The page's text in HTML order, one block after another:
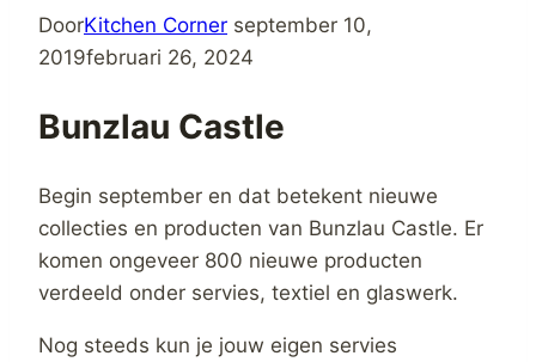
DoorKitchen Corner september 10,
2019februari 26, 2024
Bunzlau Castle
Begin september en dat betekent nieuwe
collecties en producten van Bunzlau Castle. Er
komen ongeveer 800 nieuwe producten
verdeeld onder servies, textiel en glaswerk.
Nog steeds kun je jouw eigen servies